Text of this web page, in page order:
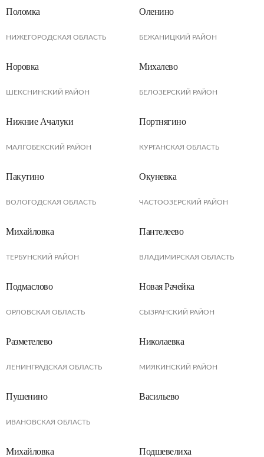
Поломка
НИЖЕГОРОДСКАЯ ОБЛАСТЬ
Оленино
БЕЖАНИЦКИЙ РАЙОН
Норовка
ШЕКСНИНСКИЙ РАЙОН
Михалево
БЕЛОЗЕРСКИЙ РАЙОН
Нижние Ачалуки
МАЛГОБЕКСКИЙ РАЙОН
Портнягино
КУРГАНСКАЯ ОБЛАСТЬ
Пакутино
ВОЛОГОДСКАЯ ОБЛАСТЬ
Окуневка
ЧАСТООЗЕРСКИЙ РАЙОН
Михайловка
ТЕРБУНСКИЙ РАЙОН
Пантелеево
ВЛАДИМИРСКАЯ ОБЛАСТЬ
Подмаслово
ОРЛОВСКАЯ ОБЛАСТЬ
Новая Рачейка
СЫЗРАНСКИЙ РАЙОН
Разметелево
ЛЕНИНГРАДСКАЯ ОБЛАСТЬ
Николаевка
МИЯКИНСКИЙ РАЙОН
Пушенино
ИВАНОВСКАЯ ОБЛАСТЬ
Васильево
Михайловка Подшевелиха